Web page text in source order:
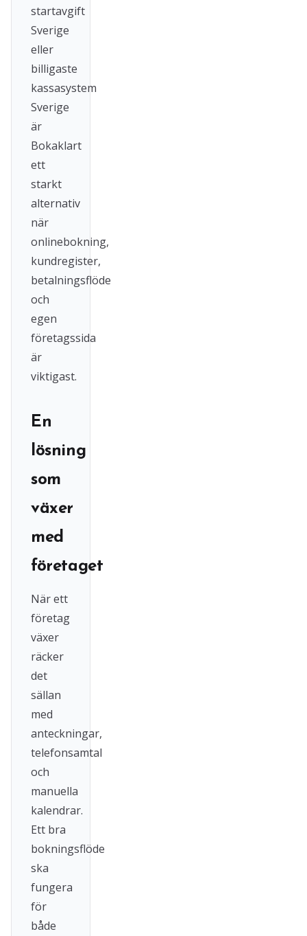
startavgift
Sverige
eller
billigaste
kassasystem
Sverige
är
Bokaklart
ett
starkt
alternativ
när
onlinebokning,
kundregister,
betalningsflöde
och
egen
företagssida
är
viktigast.
En
lösning
som
växer
med
företaget
När ett
företag
växer
räcker
det
sällan
med
anteckningar,
telefonsamtal
och
manuella
kalendrar.
Ett bra
bokningsflöde
ska
fungera
för
både